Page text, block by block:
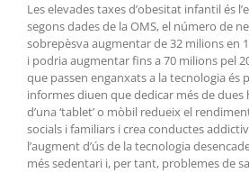
Les elevades taxes d’obesitat infantil és
segons dades de la OMS, el número de
sobrepèsva augmentar de 32 milions en
i podria augmentar fins a 70 milions pel
que passen enganxats a la tecnologia és
informes diuen que dedicar més de dues
d’una ‘tablet’ o mòbil redueix el
socials i familiars i crea conductes
l’augment d’ús de la tecnologia
més sedentari i, per tant, problemes de